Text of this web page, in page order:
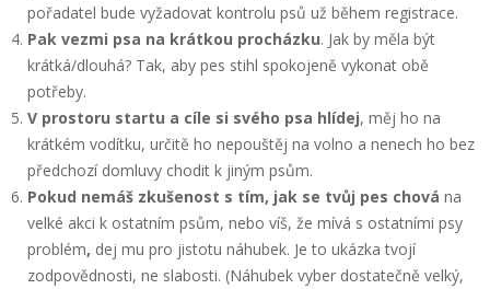
pořadatel bude vyžadovat kontrolu psů už během registrace.
Pak vezmi psa na krátkou procházku. Jak by měla být
krátká/dlouhá? Tak, aby pes stihl spokojeně vykonat obě
potřeby.
V prostoru startu a cíle si svého psa hlídej, měj ho na
krátkém vodítku, určitě ho nepouštěj na volno a nenech ho bez
předchozí domluvy chodit k jiným psům.
Pokud nemáš zkušenost s tím, jak se tvůj pes chová na
velké akci k ostatním psům, nebo víš, že mívá s ostatními psy
problém, dej mu pro jistotu náhubek. Je to ukázka tvojí
zodpovědnosti, ne slabosti. (Náhubek vyber dostatečně velký,